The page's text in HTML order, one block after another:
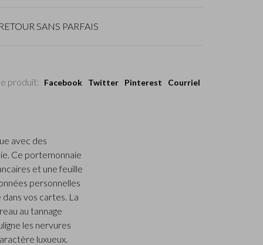
RETOUR SANS PARFAIS
produit: Facebook Twitter Pinterest Courriel
avec des
Ce portemonnaie
et une feuille
personnelles
vos cartes. La
au tannage
les nervures
luxueux.